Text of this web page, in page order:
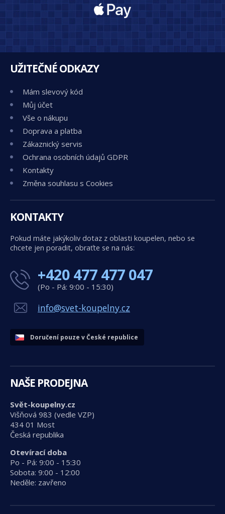
UŽITEČNÉ ODKAZY
Mám slevový kód
Můj účet
Vše o nákupu
Doprava a platba
Zákaznický servis
Ochrana osobních údajů GDPR
Kontakty
Změna souhlasu s Cookies
KONTAKTY
Pokud máte jakýkoliv dotaz z oblasti koupelen, nebo se
chcete jen poradit, obraťte se na nás:
+420 477 477 047
(Po - Pá: 9:00 - 15:30)
info@svet-koupelny.cz
Doručení pouze v České republice
NAŠE PRODEJNA
Svět-koupelny.cz
Višňová 983 (vedle VZP)
434 01 Most
Česká republika
Otevírací doba
Po - Pá: 9:00 - 15:30
Sobota: 9:00 - 12:00
Neděle: zavřeno